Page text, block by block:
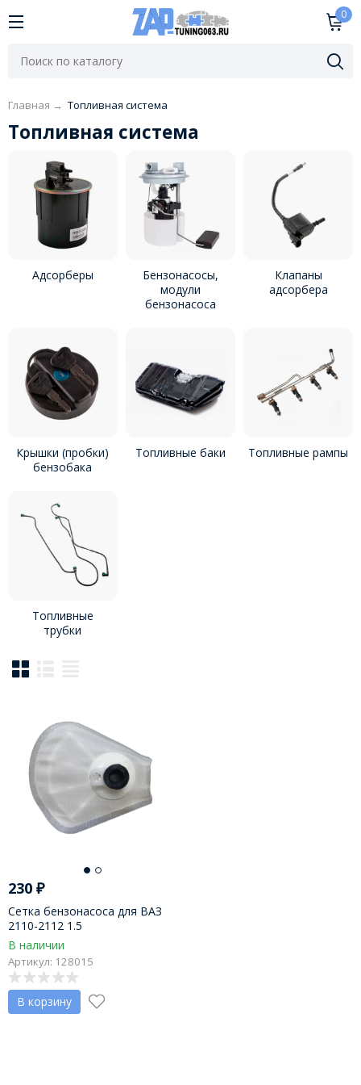
0
Главная → Топливная система
Топливная система
Адсорберы
Бензонасосы,
модули
бензонасоса
Клапаны
адсорбера
Крышки (пробки)
бензобака
Топливные баки Топливные рампы
Топливные
трубки
230 ₽
Сетка бензонасоса для ВАЗ
2110-2112 1.5
В наличии
Артикул: 128015
В корзину